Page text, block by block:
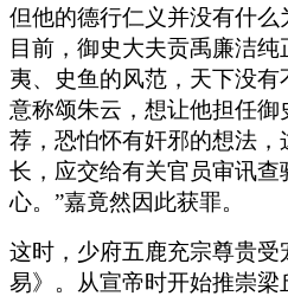
但他的德行仁义并没有什么
目前，御史大夫贡禹廉洁
夷、史鱼的风范，天下没
意称颂朱云，想让他担任
荐，恐怕怀有奸邪的想法，
长，应交给有关官员审讯查
心。”嘉竟然因此获罪。
这时，少府五鹿充宗尊贵受
易》。从宣帝时开始推崇